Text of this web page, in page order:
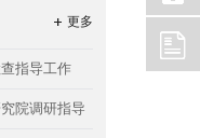
更多
指导工作
院调研指导